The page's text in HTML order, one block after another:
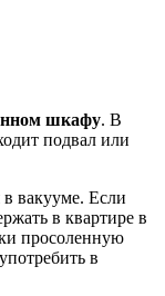
шкафу. В
подвал или
вакууме. Если
в квартире в
просоленную
в